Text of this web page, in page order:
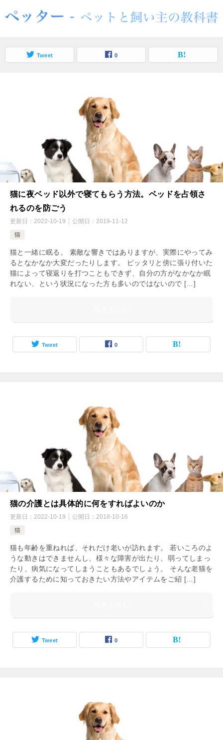
Tweet 0
猫に夜ベッド以外で寝てもらう方法。ベッドを占領さ
れるのを防ごう
更新日： 2022-10-19 公開日： 2019-11-12
猫
猫と一緒に眠る。 素敵な響きではありますが、実際にやってみ
るとなかなか大変だったりします。 ピッタリと傍に張り付いた
猫によって寝返りを打つこともできず、自分の方がなかなか眠
れない、という状況になった方も多いのではないので […]
Tweet 0
猫の介護とは具体的に何をすればよいのか
更新日： 2022-10-19 公開日： 2018-10-16
猫
猫も年齢を重ねれば、それだけ老いが訪れます。 若いころのよ
うな動きはできませんし、様々な障害が出たり、弱ってしまっ
たり、病気になってしまうこともあるでしょう。 そんな老猫を
介護するために知っておきたい方法やアイテムをご紹 […]
Tweet 0